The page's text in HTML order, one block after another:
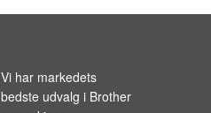
Vi har markedets
bedste udvalg i Brother